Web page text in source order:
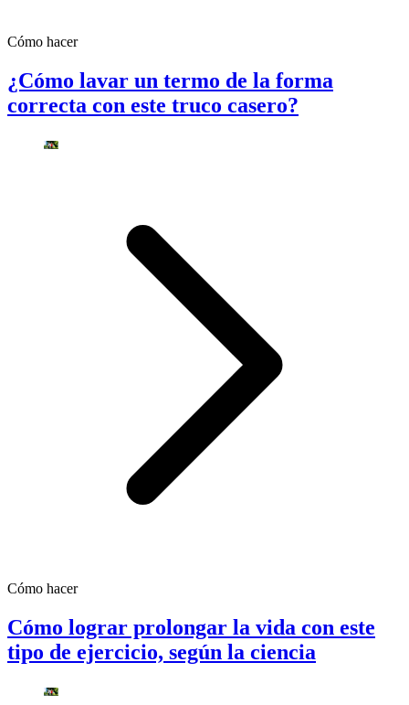
Cómo hacer
¿Cómo lavar un termo de la forma
correcta con este truco casero?
Cómo hacer
Cómo lograr prolongar la vida con este
tipo de ejercicio, según la ciencia